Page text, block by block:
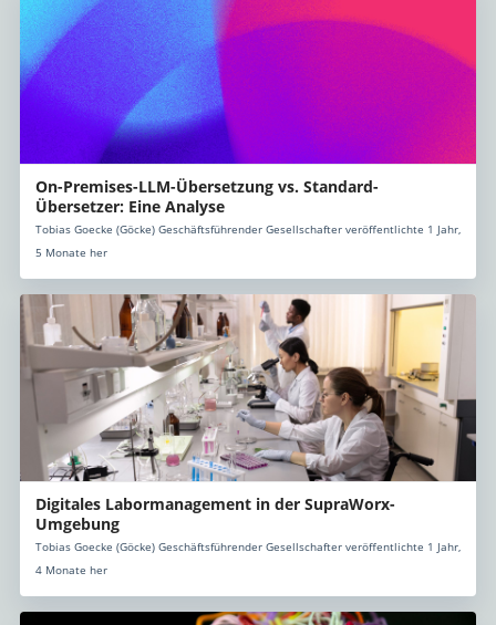
On-Premises-LLM-Übersetzung vs. Standard-
Übersetzer: Eine Analyse
Tobias Goecke (Göcke) Geschäftsführender Gesellschafter veröffentlichte 1 Jahr,
5 Monate her
Digitales Labormanagement in der SupraWorx-
Umgebung
Tobias Goecke (Göcke) Geschäftsführender Gesellschafter veröffentlichte 1 Jahr,
4 Monate her